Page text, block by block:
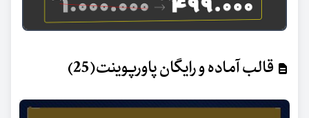
قالب آماده و رایگان پاورپوینت(25)